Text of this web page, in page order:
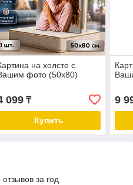
на холсте с
фото (50х80)
099₸
Купить
9
за год